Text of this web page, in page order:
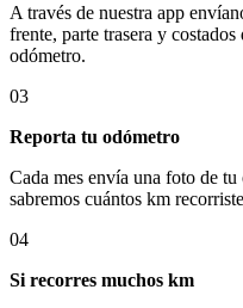
A través de nuestra app
frente, parte trasera y
odómetro.
03
Reporta tu odómetro
Cada mes envía una foto de
sabremos cuántos km
04
Si recorres muchos km